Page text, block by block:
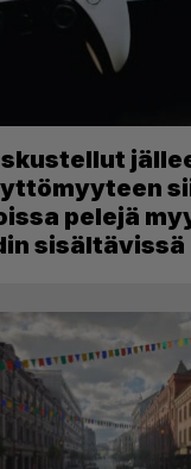
pelejä